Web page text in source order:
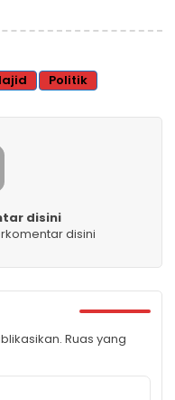
Politik
disini
disini
Ruas yang